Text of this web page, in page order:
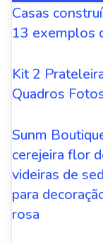
Casas
13 exemplos
Kit 2
Quadros
Sunm
cerejeira flor
videiras de
para
rosa